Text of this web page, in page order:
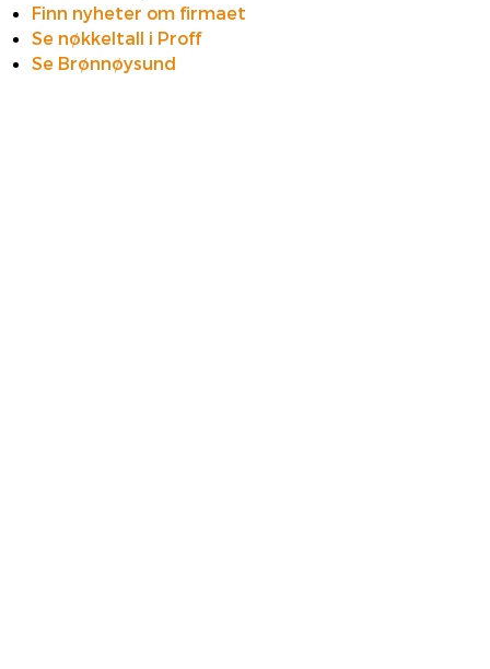
Finn nyheter om firmaet
Se nøkkeltall i Proff
Se Brønnøysund